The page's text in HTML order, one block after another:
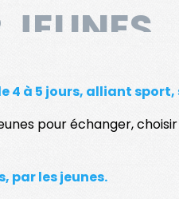
4 à 5 jours, alliant
pour échanger,
par les jeunes.